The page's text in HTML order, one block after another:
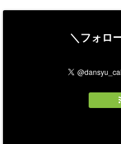
＼フォロ